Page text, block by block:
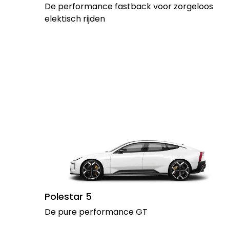
De performance fastback voor zorgeloos
elektisch rijden
Polestar 5
De pure performance GT